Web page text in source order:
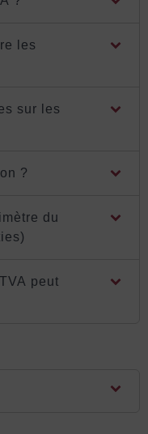
les
sur les
?
du
peut